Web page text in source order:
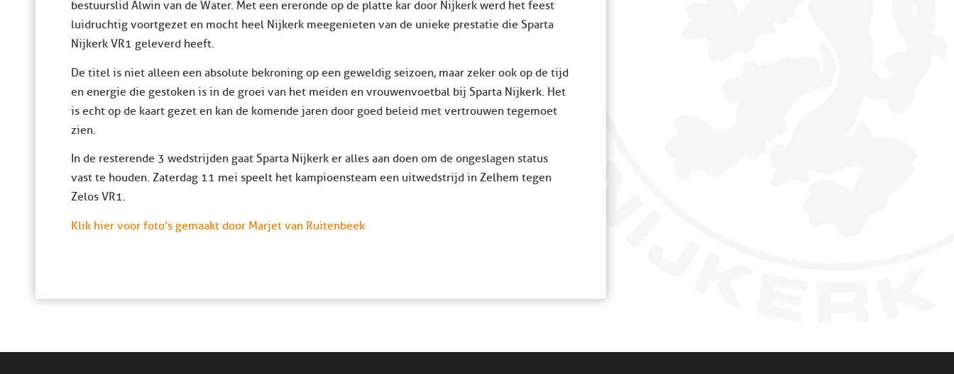
bestuurslid Alwin van de Water. Met een ereronde op de platte kar door Nijkerk werd het feest
luidruchtig voortgezet en mocht heel Nijkerk meegenieten van de unieke prestatie die Sparta
Nijkerk VR1 geleverd heeft.
De titel is niet alleen een absolute bekroning op een geweldig seizoen, maar zeker ook op de tijd
en energie die gestoken is in de groei van het meiden en vrouwenvoetbal bij Sparta Nijkerk. Het
is echt op de kaart gezet en kan de komende jaren door goed beleid met vertrouwen tegemoet
zien.
In de resterende 3 wedstrijden gaat Sparta Nijkerk er alles aan doen om de ongeslagen status
vast te houden. Zaterdag 11 mei speelt het kampioensteam een uitwedstrijd in Zelhem tegen
Zelos VR1.
Klik hier voor foto’s gemaakt door Marjet van Ruitenbeek